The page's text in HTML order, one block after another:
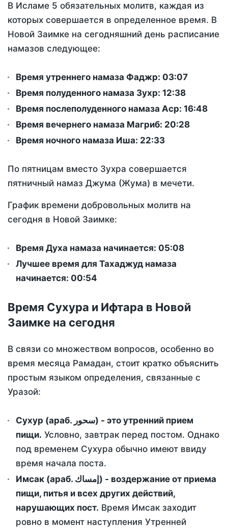
В Исламе 5 обязательных молитв, каждая из
которых совершается в определенное время. В
Новой Заимке на сегодняшний день расписание
намазов следующее:
Время утреннего намаза Фаджр: 03:07
Время полуденного намаза Зухр: 12:38
Время послеполуденного намаза Аср: 16:48
Время вечернего намаза Магриб: 20:28
Время ночного намаза Иша: 22:33
По пятницам вместо Зухра совершается
пятничный намаз Джума (Жума) в мечети.
График времени добровольных молитв на
сегодня в Новой Заимке:
Время Духа намаза начинается: 05:08
Лучшее время для Тахаджуд намаза
начинается: 00:54
Время Сухура и Ифтара в Новой
Заимке на сегодня
В связи со множеством вопросов, особенно во
время месяца Рамадан, стоит кратко объяснить
простым языком определения, связанные с
Уразой:
Сухур (араб. سحور) - это утренний прием
пищи. Условно, завтрак перед постом. Однако
под временем Сухура обычно имеют ввиду
время начала поста.
Имсак (араб. إمساك) - воздержание от приема
пищи, питья и всех других действий,
нарушающих пост. Время Имсак заходит
ровно в момент наступления Утренней